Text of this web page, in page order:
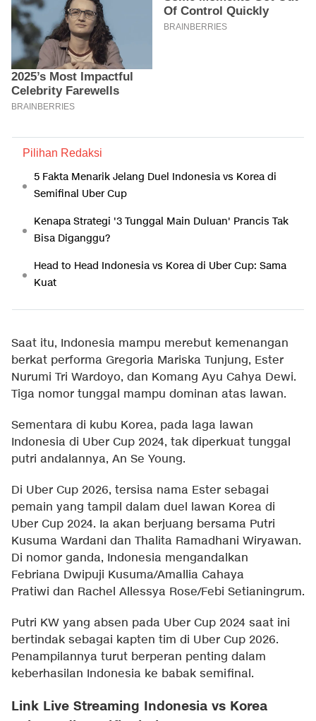
Pilihan Redaksi
5 Fakta Menarik Jelang Duel Indonesia vs Korea di
Semifinal Uber Cup
Kenapa Strategi '3 Tunggal Main Duluan' Prancis Tak
Bisa Diganggu?
Head to Head Indonesia vs Korea di Uber Cup: Sama
Kuat
Saat itu, Indonesia mampu merebut kemenangan
berkat performa Gregoria Mariska Tunjung, Ester
Nurumi Tri Wardoyo, dan Komang Ayu Cahya Dewi.
Tiga nomor tunggal mampu dominan atas lawan.
Sementara di kubu Korea, pada laga lawan
Indonesia di Uber Cup 2024, tak diperkuat tunggal
putri andalannya, An Se Young.
Di Uber Cup 2026, tersisa nama Ester sebagai
pemain yang tampil dalam duel lawan Korea di
Uber Cup 2024. Ia akan berjuang bersama Putri
Kusuma Wardani dan Thalita Ramadhani Wiryawan.
Di nomor ganda, Indonesia mengandalkan
Febriana Dwipuji Kusuma/Amallia Cahaya
Pratiwi dan Rachel Allessya Rose/Febi Setianingrum.
Putri KW yang absen pada Uber Cup 2024 saat ini
bertindak sebagai kapten tim di Uber Cup 2026.
Penampilannya turut berperan penting dalam
keberhasilan Indonesia ke babak semifinal.
Link Live Streaming Indonesia vs Korea